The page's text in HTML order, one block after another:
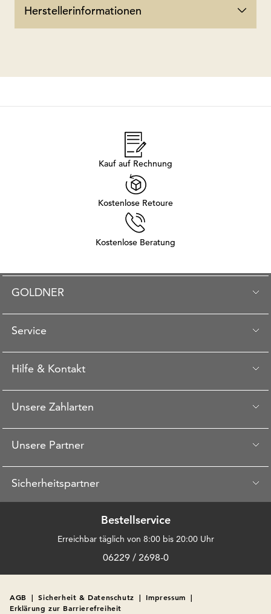
Herstellerinformationen
Kauf auf Rechnung
Kostenlose Retoure
Kostenlose Beratung
GOLDNER
Service
Hilfe & Kontakt
Unsere Zahlarten
Unsere Partner
Sicherheitspartner
Bestellservice
Erreichbar täglich von 8:00 bis 20:00 Uhr
06229 / 2698-0
AGB | Sicherheit & Datenschutz | Impressum |
Erklärung zur Barrierefreiheit